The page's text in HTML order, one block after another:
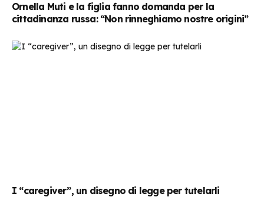
Ornella Muti e la figlia fanno domanda per la
cittadinanza russa: “Non rinneghiamo nostre origini”
I “caregiver”, un disegno di legge per tutelarli